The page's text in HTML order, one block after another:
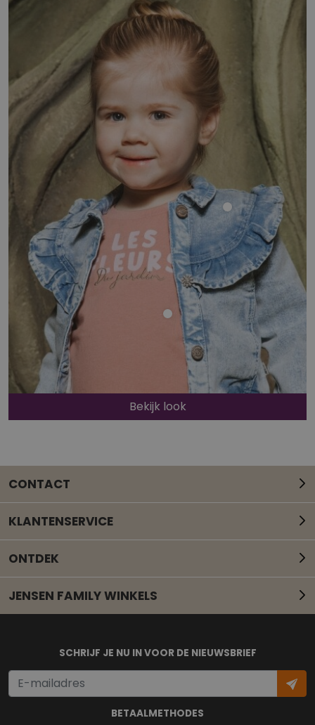
Bekijk look
CONTACT
Mail onze klantenservice
KLANTENSERVICE
ONTDEK
JENSEN FAMILY WINKELS
BETAALMETHODES
SCHRIJF JE NU IN VOOR DE NIEUWSBRIEF